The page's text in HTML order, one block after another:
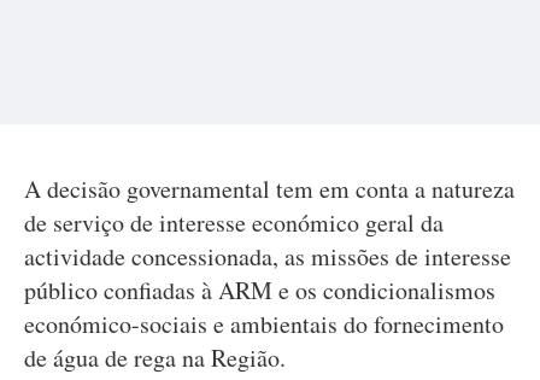
A decisão governamental tem em conta a natureza
de serviço de interesse económico geral da
actividade concessionada, as missões de interesse
público confiadas à ARM e os condicionalismos
económico-sociais e ambientais do fornecimento
de água de rega na Região.